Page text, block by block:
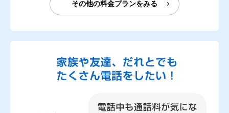
その他の料金プランをみる